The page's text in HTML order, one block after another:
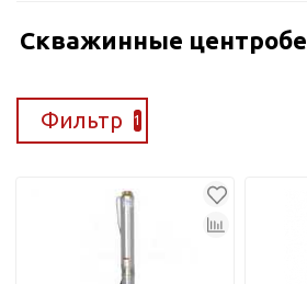
Скважинные
Фильтр 1